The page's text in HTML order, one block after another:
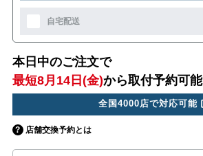
自宅配送
本日中のご注文で
最短8月14日(金)から取付予約可能
全国4000店で対応可能
店舗交換予約とは